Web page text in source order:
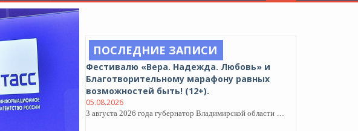
ПОСЛЕДНИЕ ЗАПИСИ
Фестивалю «Вера. Надежда. Любовь» и
Благотворительному марафону равных
возможностей быть! (12+).
05.08.2026
3 августа 2026 года губернатор Владимирской области …